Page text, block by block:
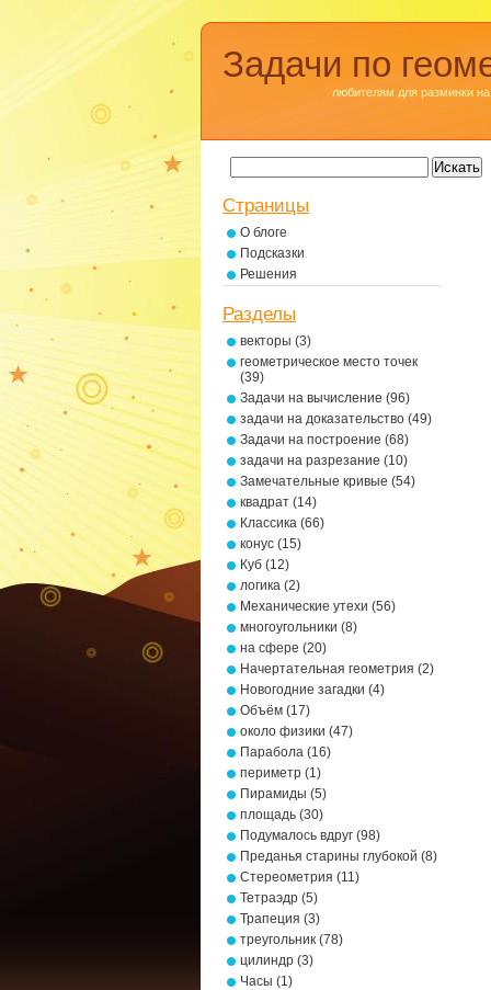
Задачи по
любителям для разминки на
Страницы
О блоге
Подсказки
Решения
Разделы
векторы (3)
геометрическое место точек
(39)
Задачи на вычисление (96)
задачи на доказательство (49)
Задачи на построение (68)
задачи на разрезание (10)
Замечательные кривые (54)
квадрат (14)
Классика (66)
конус (15)
Куб (12)
логика (2)
Механические утехи (56)
многоугольники (8)
на сфере (20)
Начертательная геометрия (2)
Новогодние загадки (4)
Объём (17)
около физики (47)
Парабола (16)
периметр (1)
Пирамиды (5)
площадь (30)
Подумалось вдруг (98)
Преданья старины глубокой (8)
Стереометрия (11)
Тетраэдр (5)
Трапеция (3)
треугольник (78)
цилиндр (3)
Часы (1)